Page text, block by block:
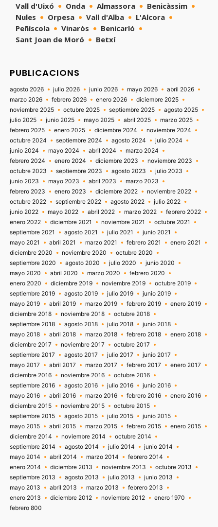
Vall d'Uixó
Onda Almassora
Benicàssim
Nules
Orpesa Vall d'Alba
L'Alcora
Peñíscola
Vinaròs
Benicarló
Sant Joan de Moró
Betxí
PUBLICACIONS
agosto 2026 julio 2026 junio 2026 mayo 2026
abril 2026
marzo 2026
febrero 2026 enero 2026
diciembre 2025
noviembre 2025
octubre 2025 septiembre 2025
agosto 2025
julio 2025
junio 2025 mayo 2025 abril 2025
marzo 2025
febrero 2025
enero 2025 diciembre 2024
noviembre 2024
octubre 2024
septiembre 2024 agosto 2024
julio 2024
junio 2024
mayo 2024 abril 2024
marzo 2024
febrero 2024
enero 2024 diciembre 2023
noviembre 2023
octubre 2023
septiembre 2023 agosto 2023
julio 2023
junio 2023
mayo 2023 abril 2023
marzo 2023
febrero 2023
enero 2023 diciembre 2022
noviembre 2022
octubre 2022
septiembre 2022 agosto 2022
julio 2022
junio 2022
mayo 2022 abril 2022 marzo 2022
febrero 2022
enero 2022
diciembre 2021 noviembre 2021
octubre 2021
septiembre 2021
agosto 2021 julio 2021
junio 2021
mayo 2021
abril 2021 marzo 2021 febrero 2021
enero 2021
diciembre 2020
noviembre 2020
octubre 2020
septiembre 2020
agosto 2020 julio 2020
junio 2020
mayo 2020
abril 2020 marzo 2020
febrero 2020
enero 2020
diciembre 2019 noviembre 2019
octubre 2019
septiembre 2019
agosto 2019 julio 2019
junio 2019
mayo 2019
abril 2019 marzo 2019 febrero 2019
enero 2019
diciembre 2018
noviembre 2018
octubre 2018
septiembre 2018
agosto 2018 julio 2018
junio 2018
mayo 2018
abril 2018 marzo 2018 febrero 2018
enero 2018
diciembre 2017
noviembre 2017
octubre 2017
septiembre 2017
agosto 2017 julio 2017
junio 2017
mayo 2017
abril 2017 marzo 2017 febrero 2017
enero 2017
diciembre 2016
noviembre 2016
octubre 2016
septiembre 2016
agosto 2016 julio 2016
junio 2016
mayo 2016
abril 2016 marzo 2016 febrero 2016
enero 2016
diciembre 2015
noviembre 2015
octubre 2015
septiembre 2015
agosto 2015 julio 2015
junio 2015
mayo 2015
abril 2015 marzo 2015 febrero 2015
enero 2015
diciembre 2014
noviembre 2014
octubre 2014
septiembre 2014
agosto 2014 julio 2014
junio 2014
mayo 2014
abril 2014 marzo 2014
febrero 2014
enero 2014
diciembre 2013 noviembre 2013
octubre 2013
septiembre 2013
agosto 2013 julio 2013
junio 2013
mayo 2013
abril 2013 marzo 2013
febrero 2013
enero 2013
diciembre 2012 noviembre 2012
enero 1970
febrero 800